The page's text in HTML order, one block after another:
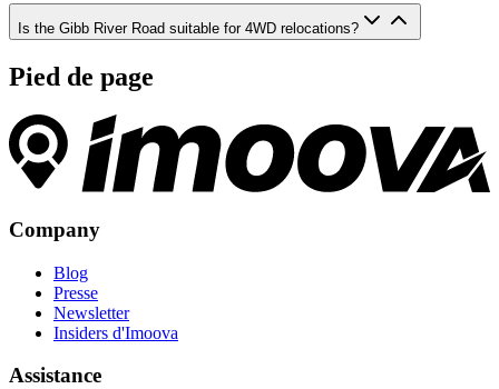
Is the Gibb River Road suitable for 4WD relocations?
Pied de page
Company
Blog
Presse
Newsletter
Insiders d'Imoova
Assistance